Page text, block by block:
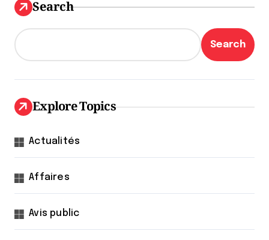
Search
Search
Explore Topics
Actualités
Affaires
Avis public